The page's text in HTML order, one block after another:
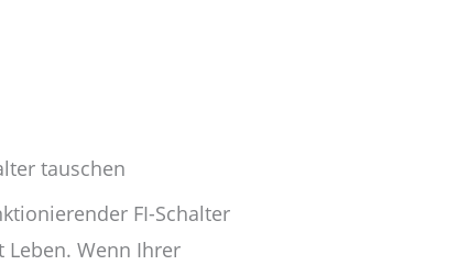
tauschen
FI-Schalter
Leben. Wenn Ihrer